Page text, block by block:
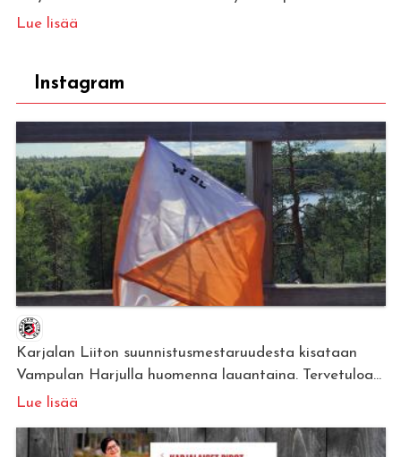
Lue lisää
Instagram
Karjalan Liiton suunnistusmestaruudesta kisataan
Vampulan Harjulla huomenna lauantaina. Tervetuloa...
Lue lisää